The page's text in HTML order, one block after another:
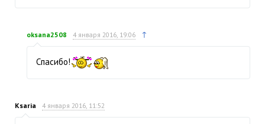
oksana2508 4 января 2016, 19:06 ↑
Спасибо!
Ksaria 4 января 2016, 11:52